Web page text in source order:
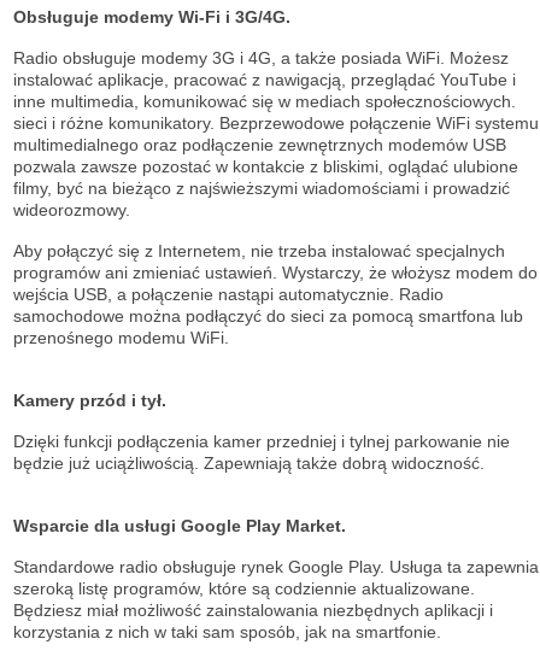
Obsługuje modemy Wi-Fi i 3G/4G.
Radio obsługuje modemy 3G i 4G, a także posiada WiFi. Możesz
instalować aplikacje, pracować z nawigacją, przeglądać YouTube i
inne multimedia, komunikować się w mediach społecznościowych.
sieci i różne komunikatory. Bezprzewodowe połączenie WiFi systemu
multimedialnego oraz podłączenie zewnętrznych modemów USB
pozwala zawsze pozostać w kontakcie z bliskimi, oglądać ulubione
filmy, być na bieżąco z najświeższymi wiadomościami i prowadzić
wideorozmowy.
Aby połączyć się z Internetem, nie trzeba instalować specjalnych
programów ani zmieniać ustawień. Wystarczy, że włożysz modem do
wejścia USB, a połączenie nastąpi automatycznie. Radio
samochodowe można podłączyć do sieci za pomocą smartfona lub
przenośnego modemu WiFi.
Kamery przód i tył.
Dzięki funkcji podłączenia kamer przedniej i tylnej parkowanie nie
będzie już uciążliwością. Zapewniają także dobrą widoczność.
Wsparcie dla usługi Google Play Market.
Standardowe radio obsługuje rynek Google Play. Usługa ta zapewnia
szeroką listę programów, które są codziennie aktualizowane.
Będziesz miał możliwość zainstalowania niezbędnych aplikacji i
korzystania z nich w taki sam sposób, jak na smartfonie.